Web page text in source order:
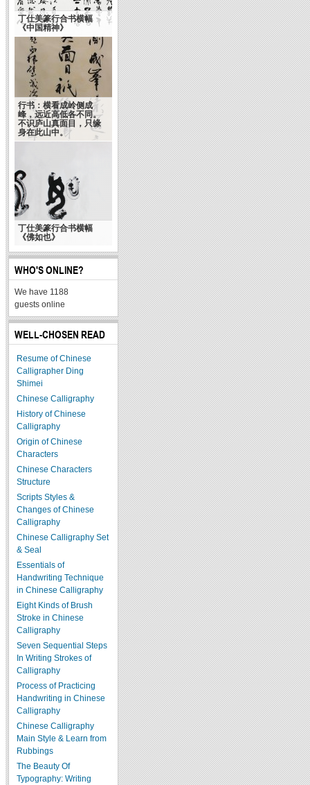
丁仕美篆行合书横幅
《中国精神》
行书：横看成岭侧成
峰，远近高低各不同。
不识庐山真面目，只缘
身在此山中。
丁仕美篆行合书横幅
《佛如也》
WHO'S ONLINE?
We have 1188
guests online
WELL-CHOSEN READ
Resume of Chinese
Calligrapher Ding
Shimei
Chinese Calligraphy
History of Chinese
Calligraphy
Origin of Chinese
Characters
Chinese Characters
Structure
Scripts Styles &
Changes of Chinese
Calligraphy
Chinese Calligraphy Set
& Seal
Essentials of
Handwriting Technique
in Chinese Calligraphy
Eight Kinds of Brush
Stroke in Chinese
Calligraphy
Seven Sequential Steps
In Writing Strokes of
Calligraphy
Process of Practicing
Handwriting in Chinese
Calligraphy
Chinese Calligraphy
Main Style & Learn from
Rubbings
The Beauty Of
Typography: Writing